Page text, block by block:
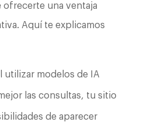
una ventaja
Aquí te explicamos
utilizar modelos de IA
las consultas, tu sitio
de aparecer